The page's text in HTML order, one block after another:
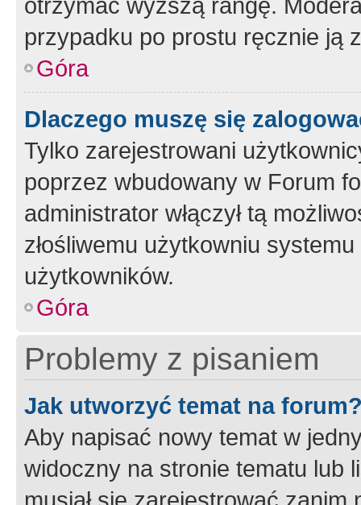
przypadku po prostu ręcznie ją
Góra
Dlaczego muszę się
Tylko zarejestrowani
poprzez wbudowany w Forum
administrator włączył tą
złośliwemu użytkowniu
użytkowników.
Góra
Problemy z pisaniem
Jak utworzyć temat na
Aby napisać nowy temat w
widoczny na stronie tematu lub